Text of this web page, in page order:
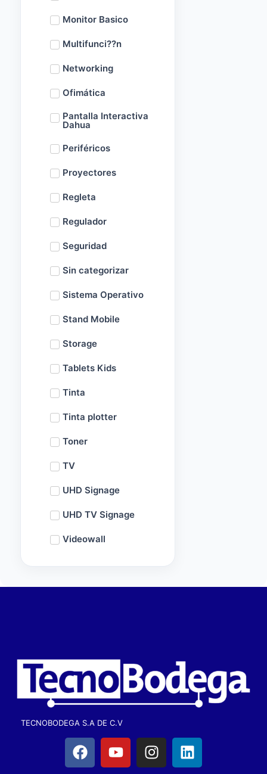
Monitor Basico
Multifunci??n
Networking
Ofimática
Pantalla Interactiva
Dahua
Periféricos
Proyectores
Regleta
Regulador
Seguridad
Sin categorizar
Sistema Operativo
Stand Mobile
Storage
Tablets Kids
Tinta
Tinta plotter
Toner
TV
UHD Signage
UHD TV Signage
Videowall
TECNOBODEGA S.A DE C.V